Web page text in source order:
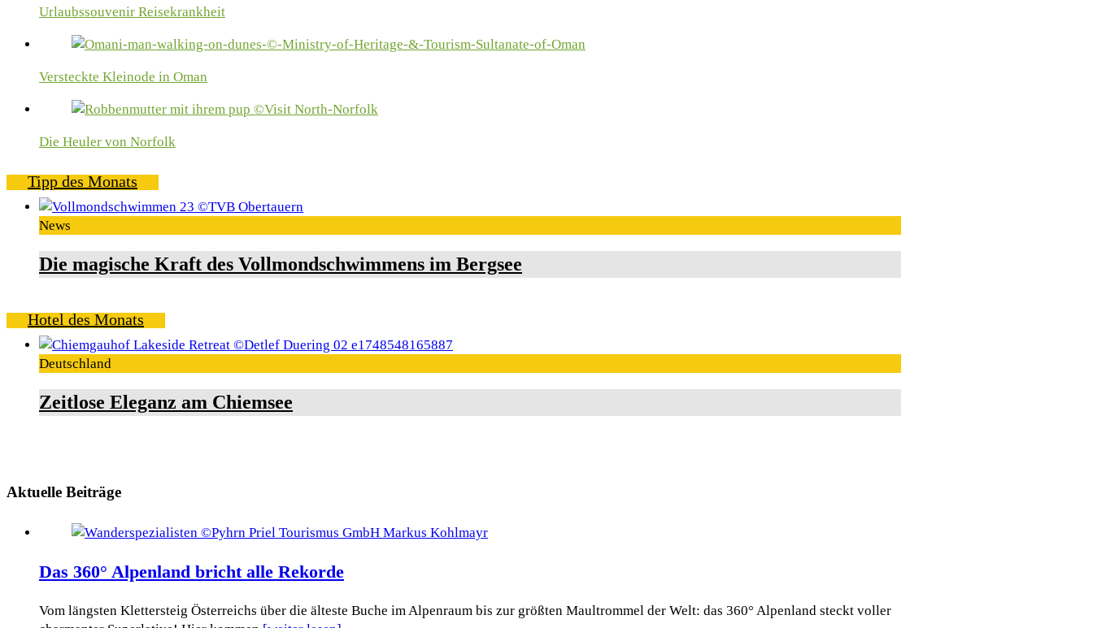
Urlaubssouvenir Reisekrankheit
Versteckte Kleinode in Oman
Die Heuler von Norfolk
Tipp des Monats
News
Die magische Kraft des Vollmondschwimmens im Bergsee
Hotel des Monats
Deutschland
Zeitlose Eleganz am Chiemsee
Aktuelle Beiträge
Das 360° Alpenland bricht alle Rekorde
Vom längsten Klettersteig Österreichs über die älteste Buche im Alpenraum bis zur größten Maultrommel der Welt: das 360° Alpenland steckt voller